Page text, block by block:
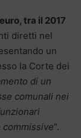
tra il 2017
diretti nel
un
la Corte dei
di un
comunali nei
“.